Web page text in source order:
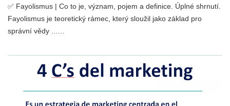
✅ Fayolismus | Co to je, význam, pojem a definice. Úplné shrnutí.
Fayolismus je teoretický rámec, který sloužil jako základ pro
správní vědy ...…